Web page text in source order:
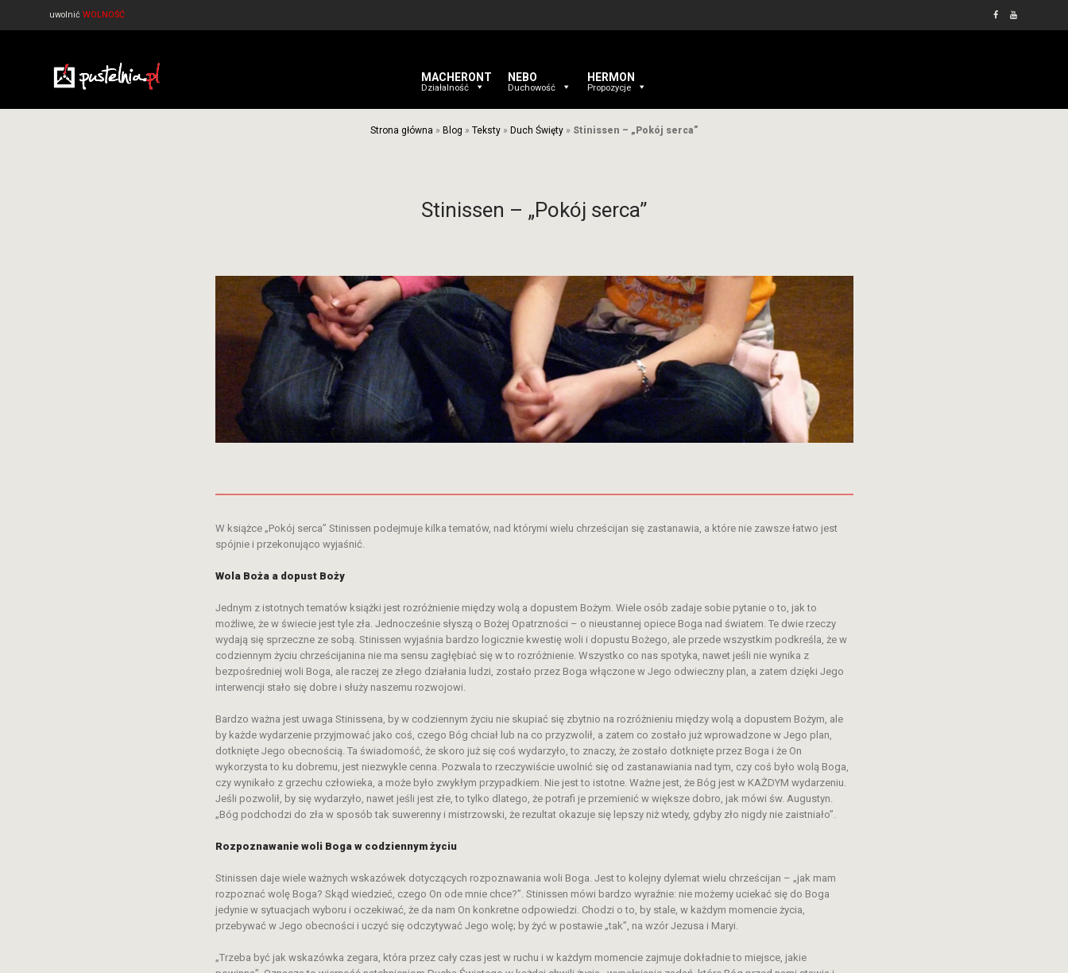
uwolnić WOLNOŚĆ
MACHERONT
Działalność
NEBO
Duchowość
HERMON
Propozycje
Strona główna » Blog » Teksty» Duch Święty» Stinissen – „Pokój serca”
Stinissen – „Pokój serca”
W książce „Pokój serca” Stinissen podejmuje kilka tematów, nad którymi wielu chrześcijan się zastanawia, a które nie zawsze łatwo jest
spójnie i przekonująco wyjaśnić.
Wola Boża a dopust Boży
Jednym z istotnych tematów książki jest rozróżnienie między wolą a dopustem Bożym. Wiele osób zadaje sobie pytanie o to, jak to
możliwe, że w świecie jest tyle zła. Jednocześnie słyszą o Bożej Opatrzności – o nieustannej opiece Boga nad światem. Te dwie rzeczy
wydają się sprzeczne ze sobą. Stinissen wyjaśnia bardzo logicznie kwestię woli i dopustu Bożego, ale przede wszystkim podkreśla, że w
codziennym życiu chrześcijanina nie ma sensu zagłębiać się w to rozróżnienie. Wszystko co nas spotyka, nawet jeśli nie wynika z
bezpośredniej woli Boga, ale raczej ze złego działania ludzi, zostało przez Boga włączone w Jego odwieczny plan, a zatem dzięki Jego
interwencji stało się dobre i służy naszemu rozwojowi.
Bardzo ważna jest uwaga Stinissena, by w codziennym życiu nie skupiać się zbytnio na rozróżnieniu między wolą a dopustem Bożym, ale
by każde wydarzenie przyjmować jako coś, czego Bóg chciał lub na co przyzwolił, a zatem co zostało już wprowadzone w Jego plan,
dotknięte Jego obecnością. Ta świadomość, że skoro już się coś wydarzyło, to znaczy, że zostało dotknięte przez Boga i że On
wykorzysta to ku dobremu, jest niezwykle cenna. Pozwala to rzeczywiście uwolnić się od zastanawiania nad tym, czy coś było wolą Boga,
czy wynikało z grzechu człowieka, a może było zwykłym przypadkiem. Nie jest to istotne. Ważne jest, że Bóg jest w KAŻDYM wydarzeniu.
Jeśli pozwolił, by się wydarzyło, nawet jeśli jest złe, to tylko dlatego, że potrafi je przemienić w większe dobro, jak mówi św. Augustyn.
„Bóg podchodzi do zła w sposób tak suwerenny i mistrzowski, że rezultat okazuje się lepszy niż wtedy, gdyby zło nigdy nie zaistniało”.
Rozpoznawanie woli Boga w codziennym życiu
Stinissen daje wiele ważnych wskazówek dotyczących rozpoznawania woli Boga. Jest to kolejny dylemat wielu chrześcijan – „jak mam
rozpoznać wolę Boga? Skąd wiedzieć, czego On ode mnie chce?”. Stinissen mówi bardzo wyraźnie: nie możemy uciekać się do Boga
jedynie w sytuacjach wyboru i oczekiwać, że da nam On konkretne odpowiedzi. Chodzi o to, by stale, w każdym momencie życia,
przebywać w Jego obecności i uczyć się odczytywać Jego wolę; by żyć w postawie „tak”, na wzór Jezusa i Maryi.
„Trzeba być jak wskazówka zegara, która przez cały czas jest w ruchu i w każdym momencie zajmuje dokładnie to miejsce, jakie